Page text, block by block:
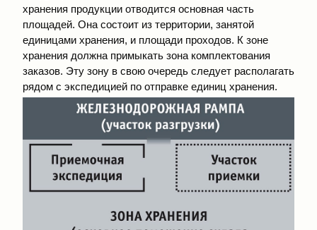
хранения продукции отводится основная часть
площадей. Она состоит из территории, занятой
единицами хранения, и площади проходов. К зоне
хранения должна примыкать зона комплектования
заказов. Эту зону в свою очередь следует располагать
рядом с экспедицией по отправке единиц хранения.